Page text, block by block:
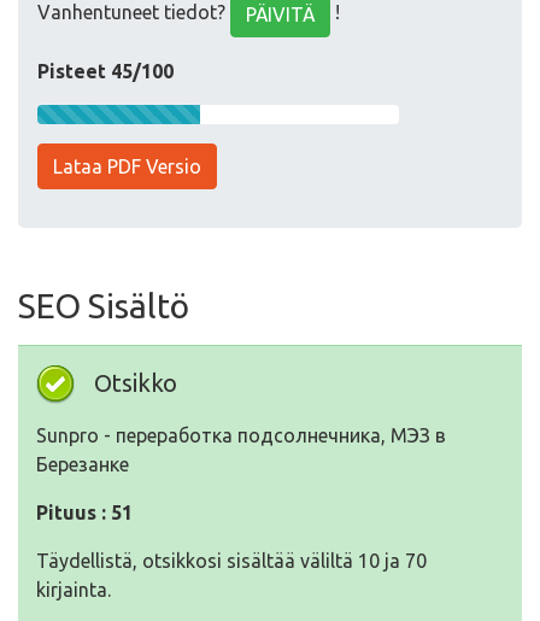
Vanhentuneet tiedot? PÄIVITÄ !
Pisteet 45/100
Lataa PDF Versio
SEO Sisältö
Otsikko
Sunpro - переработка подсолнечника, МЭЗ в
Березанке
Pituus : 51
Täydellistä, otsikkosi sisältää väliltä 10 ja 70
kirjainta.